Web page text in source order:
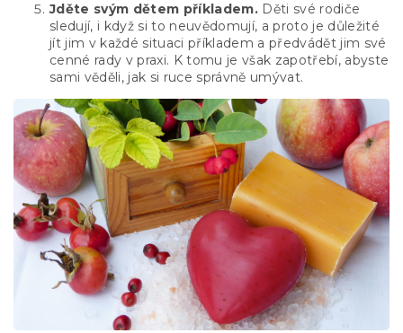
Jděte svým dětem příkladem. Děti své rodiče
sledují, i když si to neuvědomují, a proto je důležité
jít jim v každé situaci příkladem a předvádět jim své
cenné rady v praxi. K tomu je však zapotřebí, abyste
sami věděli, jak si ruce správně umývat.